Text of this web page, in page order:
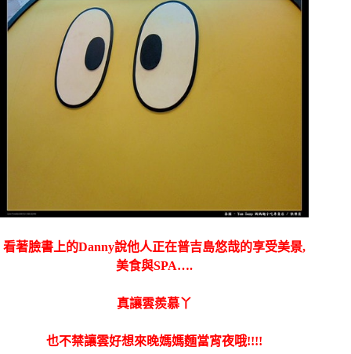
看著臉書上的Danny說他人正在普吉島悠哉的享受美景,
美食與SPA….
真讓雲羨慕丫
也不禁讓雲好想來晚媽媽麵當宵夜哦!!!!